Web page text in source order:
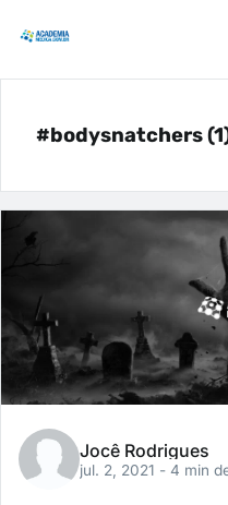
#bodysnatchers
Jocê Rodrigues
jul. 2, 2021 - 4 min